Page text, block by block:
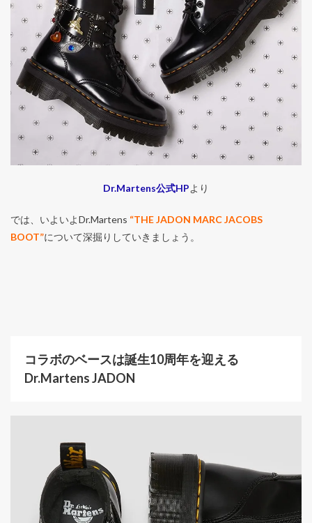
Dr.Martens公式HPより
では、いよいよDr.Martens “THE JADON MARC JACOBS
BOOT”について深掘りしていきましょう。
コラボのベースは誕生10周年を迎える
Dr.Martens JADON